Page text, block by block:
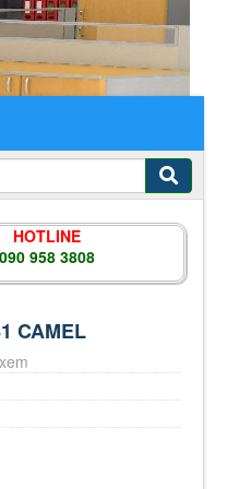
HOTLINE
090 958 3808
CAMEL